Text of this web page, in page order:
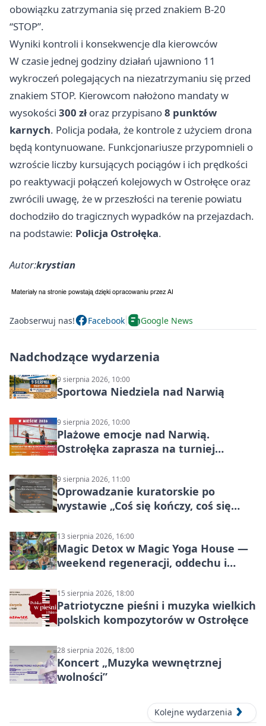
obowiązku zatrzymania się przed znakiem B-20
“STOP”.
Wyniki kontroli i konsekwencje dla kierowców
W czasie jednej godziny działań ujawniono 11
wykroczeń polegających na niezatrzymaniu się przed
znakiem STOP. Kierowcom nałożono mandaty w
wysokości 300 zł oraz przypisano8 punktów
karnych. Policja podała, że kontrole z użyciem drona
będą kontynuowane. Funkcjonariusze przypomnieli o
wzroście liczby kursujących pociągów i ich prędkości
po reaktywacji połączeń kolejowych w Ostrołęce oraz
zwrócili uwagę, że w przeszłości na terenie powiatu
dochodziło do tragicznych wypadków na przejazdach.
na podstawie: Policja Ostrołęka.
Autor:krystian
Zaobserwuj nas! Facebook Google News
Nadchodzące wydarzenia
9 sierpnia 2026, 10:00
Sportowa Niedziela nad Narwią
9 sierpnia 2026, 10:00
Plażowe emocje nad Narwią.
Ostrołęka zaprasza na turniej
9 sierpnia 2026, 11:00
Oprowadzanie kuratorskie po
wystawie „Coś się kończy, coś się
Mazowsza do Korony”
13 sierpnia 2026, 16:00
Magic Detox w Magic Yoga House —
weekend regeneracji, oddechu i
15 sierpnia 2026, 18:00
Patriotyczne pieśni i muzyka wielkich
polskich kompozytorów w Ostrołęce
28 sierpnia 2026, 18:00
Koncert „Muzyka wewnętrznej
wolności”
Kolejne wydarzenia